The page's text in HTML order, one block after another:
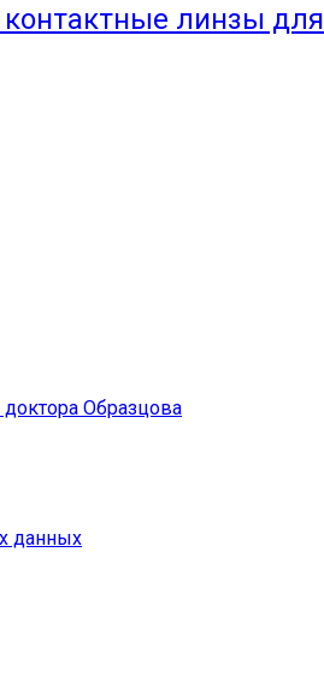
линзы для
доктора Образцова
данных